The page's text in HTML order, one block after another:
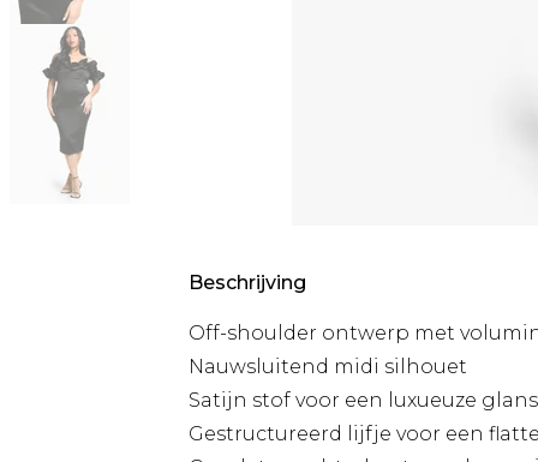
Beschrijving
Off-shoulder ontwerp met
Nauwsluitend midi silhouet
Satijn stof voor een luxueuze glans
Gestructureerd lijfje voor een